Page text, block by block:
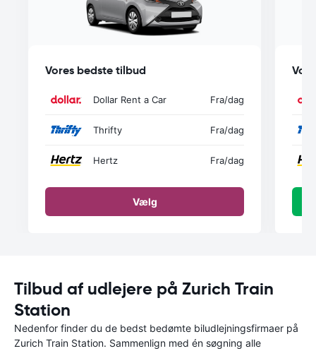
Vores bedste tilbud
Dollar Rent a Car Fra/dag
Thrifty Fra/dag
Hertz Fra/dag
Vælg
Tilbud af udlejere på Zurich Train
Station
Nedenfor finder du de bedst bedømte biludlejningsfirmaer på
Zurich Train Station. Sammenlign med én søgning alle